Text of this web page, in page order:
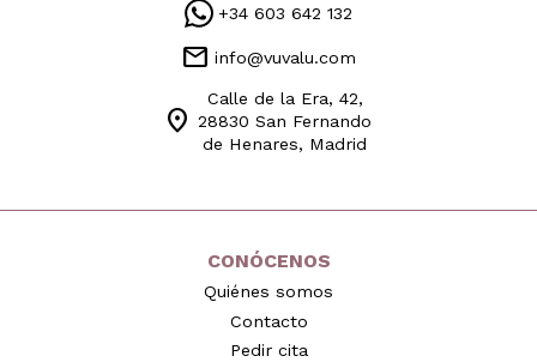
+34 603 642 132
mail info@vuvalu.com
location_on
Calle de la Era, 42,
28830 San Fernando
de Henares, Madrid
CONÓCENOS
Quiénes somos
Contacto
Pedir cita